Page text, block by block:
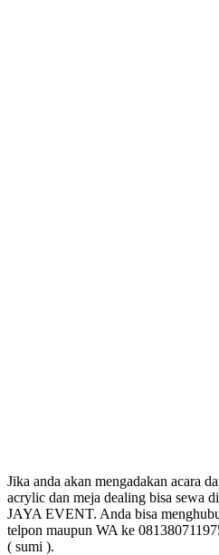
Jika anda akan mengadakan acara
acrylic dan meja dealing bisa sewa
JAYA EVENT. Anda bisa
telpon maupun WA ke
( sumi ).